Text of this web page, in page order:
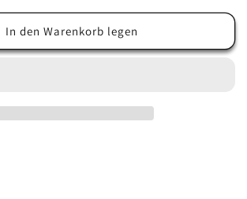
Menge
für
Jungle
In den Warenkorb legen